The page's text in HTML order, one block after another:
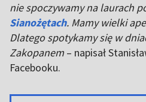
nie spoczywamy na laurach
Sianożętach. Mamy wielki
Dlatego spotykamy się w
Zakopanem – napisał
Facebooku.